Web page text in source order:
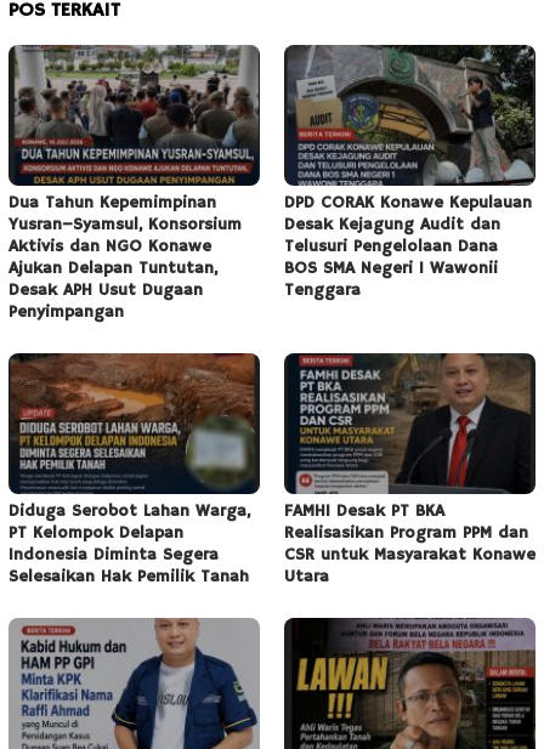
POS TERKAIT
Dua Tahun Kepemimpinan
Yusran–Syamsul, Konsorsium
Aktivis dan NGO Konawe
Ajukan Delapan Tuntutan,
Desak APH Usut Dugaan
Penyimpangan
DPD CORAK Konawe Kepulauan
Desak Kejagung Audit dan
Telusuri Pengelolaan Dana
BOS SMA Negeri 1 Wawonii
Tenggara
Diduga Serobot Lahan Warga,
PT Kelompok Delapan
Indonesia Diminta Segera
Selesaikan Hak Pemilik Tanah
FAMHI Desak PT BKA
Realisasikan Program PPM dan
CSR untuk Masyarakat Konawe
Utara